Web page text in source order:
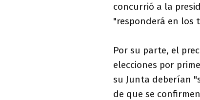
concurrió a la
"responderá en los
Por su parte, el
elecciones por
su Junta deberían
de que se